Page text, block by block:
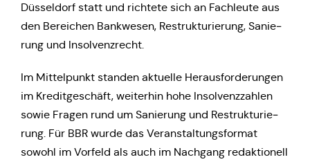
Düs­sel­dorf statt und rich­te­te sich an Fach­leu­te aus
den Berei­chen Bank­we­sen, Restruk­tu­rie­rung, Sanie­
rung und Insolvenzrecht.
Im Mit­tel­punkt standen aktu­el­le Her­aus­for­de­run­gen
im Kre­dit­ge­schäft, wei­ter­hin hohe Insol­venz­zah­len
sowie Fragen rund um Sanie­rung und Restruk­tu­rie­
rung. Für BBR wurde das Ver­an­stal­tungs­for­mat
sowohl im Vorfeld als auch im Nach­gang redak­tio­nell